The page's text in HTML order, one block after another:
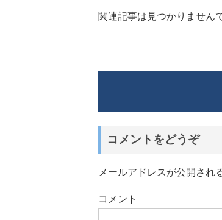
関連記事は見つかりません
コメントをどうぞ
メールアドレスが公開され
コメント